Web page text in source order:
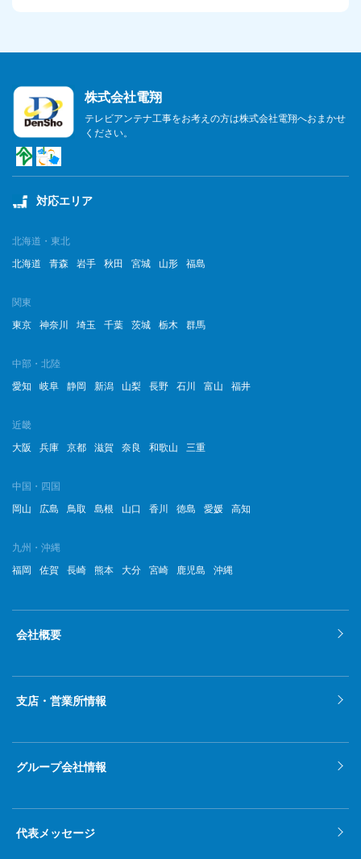
株式会社電翔
テレビアンテナ工事をお考えの方は株式会社電翔へおまかせ
ください。
対応エリア
北海道・東北
北海道
青森 岩手 秋田 宮城 山形 福島
関東
東京
神奈川 埼玉 千葉 茨城 栃木 群馬
中部・北陸
愛知
岐阜 静岡 新潟 山梨 長野 石川 富山 福井
近畿
大阪
兵庫 京都 滋賀 奈良 和歌山 三重
中国・四国
岡山
広島 鳥取 島根 山口 香川 徳島 愛媛 高知
九州・沖縄
福岡
佐賀 長崎 熊本 大分 宮崎 鹿児島 沖縄
会社概要
支店・営業所情報
グループ会社情報
代表メッセージ